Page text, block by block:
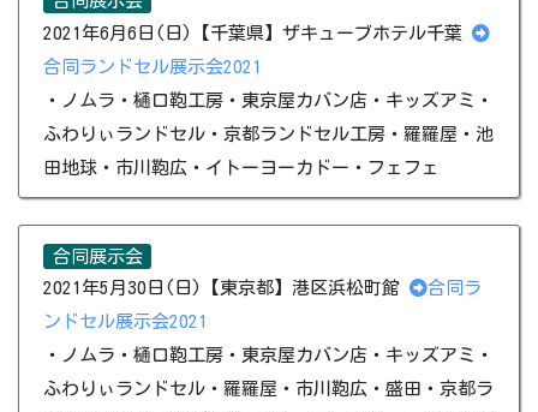
2021年6月6日(日)【千葉県】ザキューブホテル千葉
合同ランドセル展示会2021
​​・ノムラ・樋口鞄工房・東京屋カバン店・キッズアミ・
ふわりぃランドセル・京都ランドセル工房・羅羅屋・​池
田地球・市川鞄広​・イトーヨーカドー​・フェフェ
合同展示会
2021年5月30日(日)【東京都】港区浜松町館
合同ラ
ンドセル展示会2021
​・ノムラ・樋口鞄工房・東京屋カバン店・キッズアミ・
ふわりぃランドセル・羅羅屋・市川鞄広・盛田・京都ラ